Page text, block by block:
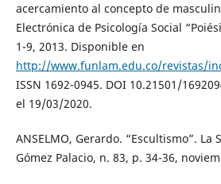
acercamiento al concepto de
Electrónica de Psicología Social
1-9, 2013. Disponible en
http://www.funlam.edu.co/revistas/
ISSN 1692-0945. DOI 10.21501/
el 19/03/2020.
ANSELMO, Gerardo. “Escultismo”. La
Gómez Palacio, n. 83, p. 34-36,